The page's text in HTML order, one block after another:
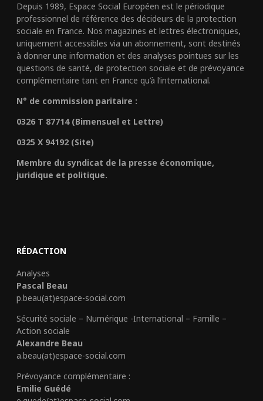
Depuis 1989, Espace Social Européen est le périodique
professionnel de référence des décideurs de la protection
sociale en France. Nos magazines et lettres électroniques,
uniquement accessibles via un abonnement, sont destinés
à donner une information et des analyses pointues sur les
questions de santé, de protection sociale et de prévoyance
complémentaire tant en France qu’à l’international.
N° de commission paritaire :
0326 T 87714 (Bimensuel et Lettre)
0325 X 94192 (Site)
Membre du syndicat de la presse économique,
juridique et politique.
RÉDACTION
Analyses
Pascal Beau
p.beau(at)espace-social.com
Sécurité sociale – Numérique -International – Famille –
Action sociale
Alexandre Beau
a.beau(at)espace-social.com
Prévoyance complémentaire :
Emilie Guédé